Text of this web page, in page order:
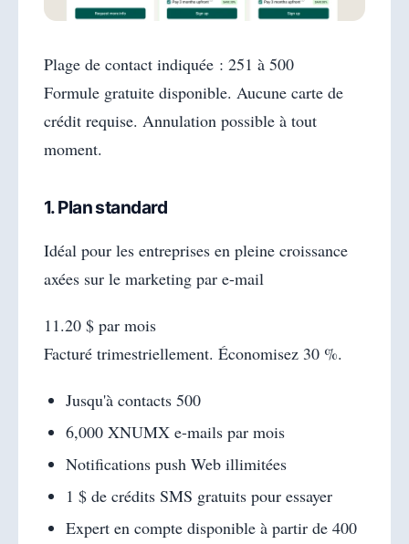
Plage de contact indiquée : 251 à 500
Formule gratuite disponible. Aucune carte de
crédit requise. Annulation possible à tout
moment.
1. Plan standard
Idéal pour les entreprises en pleine croissance
axées sur le marketing par e-mail
11.20 $ par mois
Facturé trimestriellement. Économisez 30 %.
Jusqu'à contacts 500
6,000 XNUMX e-mails par mois
Notifications push Web illimitées
1 $ de crédits SMS gratuits pour essayer
Expert en compte disponible à partir de 400